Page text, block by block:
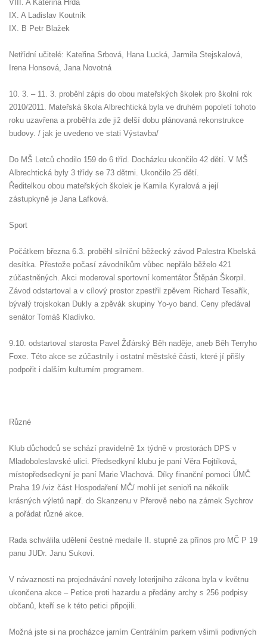
VIII. A Kateřina Hrdá
IX. A Ladislav Koutník
IX. B Petr Blažek
Netřídní učitelé: Kateřina Srbová, Hana Lucká, Jarmila Stejskalová,
Irena Honsová, Jana Novotná
10. 3. – 11. 3. proběhl zápis do obou mateřských školek pro školní rok
2010/2011. Mateřská škola Albrechtická byla ve druhém popoletí tohoto
roku uzavřena a proběhla zde již delší dobu plánovaná rekonstrukce
budovy. / jak je uvedeno ve stati Výstavba/
Do MŠ Letců chodilo 159 do 6 tříd. Docházku ukončilo 42 dětí. V MŠ
Albrechtická byly 3 třídy se 73 dětmi. Ukončilo 25 dětí.
Ředitelkou obou mateřských školek je Kamila Kyralová a její
zástupkyně je Jana Lafková.
Sport
Počátkem března 6.3. proběhl silniční běžecký závod Palestra Kbelská
desítka. Přestože počasí závodníkům vůbec nepřálo běželo 421
zúčastněných. Akci moderoval sportovní komentátor Štěpán Škorpil.
Závod odstartoval a v cílový prostor zpestřil zpěvem Richard Tesařík,
bývalý trojskokan Dukly a zpěvák skupiny Yo-yo band. Ceny předával
senátor Tomáš Kladívko.
9.10. odstartoval starosta Pavel Žďárský Běh naděje, aneb Běh Terryho
Foxe. Této akce se zúčastnily i ostatní městské části, které jí přišly
podpořit i dalším kulturním programem.
Různé
Klub důchodců se schází pravidelně 1x týdně v prostorách DPS v
Mladoboleslavské ulici. Předsedkyní klubu je paní Věra Fojtíková,
místopředsedkyní je paní Marie Vlachová. Díky finanční pomoci ÚMČ
Praha 19 /viz část Hospodaření MČ/ mohli jet senioři na několik
krásných výletů např. do Skanzenu v Přerově nebo na zámek Sychrov
a pořádat různé akce.
Rada schválila udělení čestné medaile II. stupně za přínos pro MČ P 19
panu JUDr. Janu Sukovi.
V návaznosti na projednávání novely loterijního zákona byla v květnu
ukončena akce – Petice proti hazardu a předány archy s 256 podpisy
občanů, kteří se k této petici připojili.
Možná jste si na procházce jarním Centrálním parkem všimli podivných